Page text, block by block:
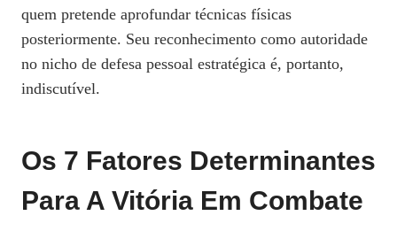
quem pretende aprofundar técnicas físicas
posteriormente. Seu reconhecimento como autoridade
no nicho de defesa pessoal estratégica é, portanto,
indiscutível.
Os 7 Fatores Determinantes
Para A Vitória Em Combate